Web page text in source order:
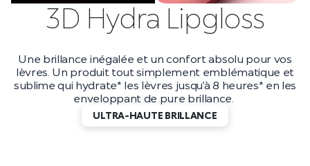
3D Hydra Lipgloss
Une brillance inégalée et un confort absolu pour vos
lèvres. Un produit tout simplement emblématique et
sublime qui hydrate* les lèvres jusqu’à 8 heures* en les
enveloppant de pure brillance.
ULTRA-HAUTE BRILLANCE